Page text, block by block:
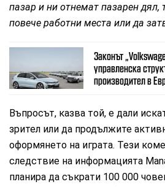
пазар и ни отнемат пазарен дял,
повече работни места или да
Законът
управленска
производител в
Въпросът, казва той, е дали
зрител или да продължите
оформянето на играта. Тези
следствие на информацията
планира да съкрати 100 000